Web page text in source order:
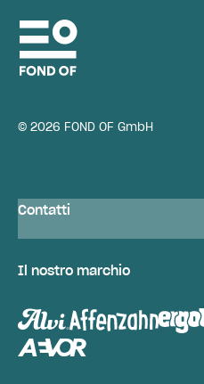
© 2026 FOND OF GmbH
Contatti
Il nostro marchio